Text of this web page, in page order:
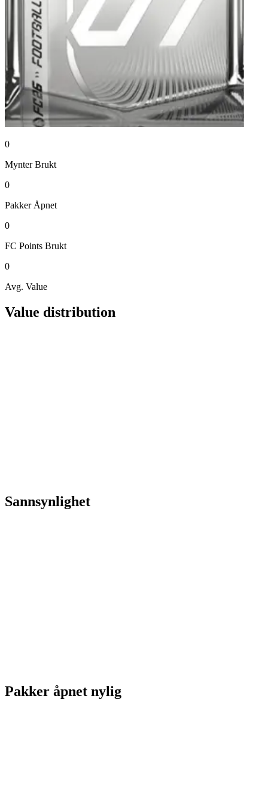
0
Mynter Brukt
0
Pakker Åpnet
0
FC Points Brukt
0
Avg. Value
Value distribution
Sannsynlighet
Pakker åpnet nylig